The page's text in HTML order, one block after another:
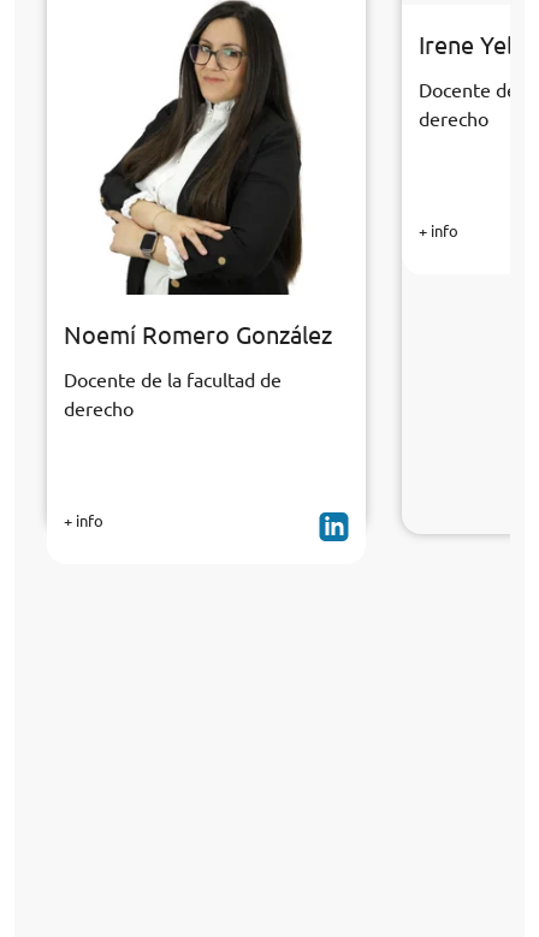
Noemí Romero González
Docente de la facultad de
derecho
+ info
Irene
Docente de
derecho
+ info